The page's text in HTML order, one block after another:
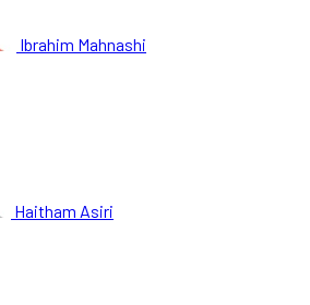
Ibrahim Mahnashi
Haitham Asiri